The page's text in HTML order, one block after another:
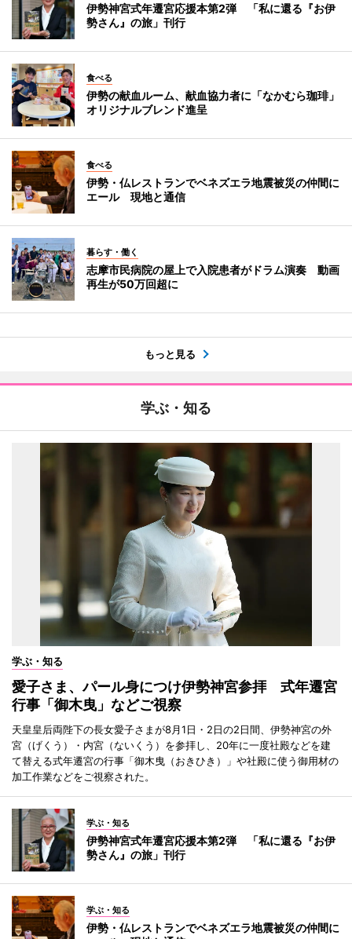
伊勢神宮式年遷宮応援本第2弾 「私に還る『お伊
勢さん』の旅」刊行
食べる
伊勢の献血ルーム、献血協力者に「なかむら珈琲」
オリジナルブレンド進呈
食べる
伊勢・仏レストランでベネズエラ地震被災の仲間に
エール 現地と通信
暮らす・働く
志摩市民病院の屋上で入院患者がドラム演奏 動画
再生が50万回超に
もっと見る
学ぶ・知る
学ぶ・知る
愛子さま、パール身につけ伊勢神宮参拝 式年遷宮
行事「御木曳」などご視察
天皇皇后両陛下の長女愛子さまが8月1日・2日の2日間、伊勢神宮の外
宮（げくう）・内宮（ないくう）を参拝し、20年に一度社殿などを建
て替える式年遷宮の行事「御木曳（おきひき）」や社殿に使う御用材の
加工作業などをご視察された。
学ぶ・知る
伊勢神宮式年遷宮応援本第2弾 「私に還る『お伊
勢さん』の旅」刊行
学ぶ・知る
伊勢・仏レストランでベネズエラ地震被災の仲間に